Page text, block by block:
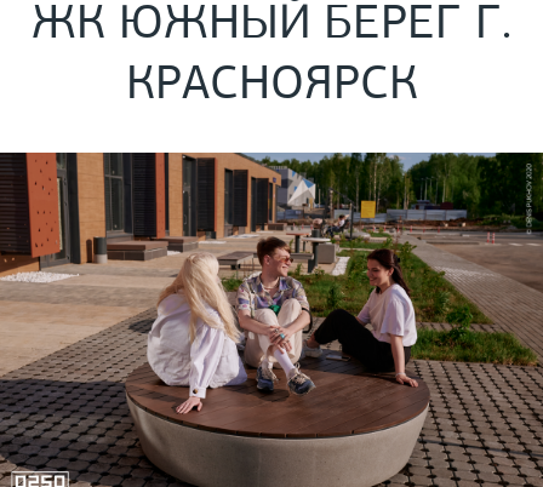
ЖК ЮЖНЫЙ БЕРЕГ Г.
КРАСНОЯРСК